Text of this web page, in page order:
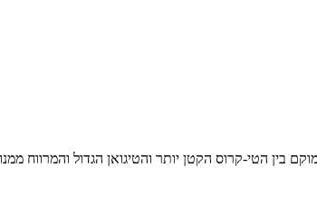
בין הטי-קרוס הקטן יותר והטיגואן הגדול והמרווח ממנו